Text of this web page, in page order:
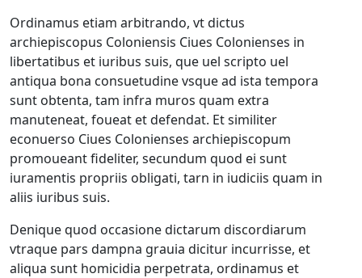
Ordinamus etiam arbitrando, vt dictus
archiepiscopus Coloniensis Ciues Colonienses in
libertatibus et iuribus suis, que uel scripto uel
antiqua bona consuetudine vsque ad ista tempora
sunt obtenta, tam infra muros quam extra
manuteneat, foueat et defendat. Et similiter
econuerso Ciues Colonienses archiepiscopum
promoueant fideliter, secundum quod ei sunt
iuramentis propriis obligati, tarn in iudiciis quam in
aliis iuribus suis.
Denique quod occasione dictarum discordiarum
vtraque pars dampna grauia dicitur incurrisse, et
aliqua sunt homicidia perpetrata, ordinamus et